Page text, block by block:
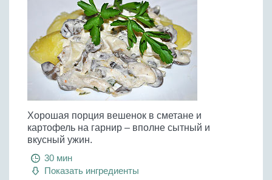
Хорошая порция вешенок в сметане и
картофель на гарнир – вполне сытный и
вкусный ужин.
30 мин
Показать ингредиенты